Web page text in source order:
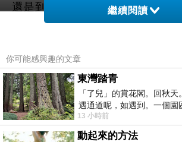
還是到奇摩和google搜尋查看一
YOUTUBE、直播、開箱文 等相
幫您整理出來在
有需要的網友們可以點擊下面按
的優惠折扣喔！
繼續閱讀
你可能感興趣的文章
東灣踏青
「了兒」的賞花閣。回秋
遇通道呢，如遇到。一個園
細賞。
13 小時前
動起來的方法